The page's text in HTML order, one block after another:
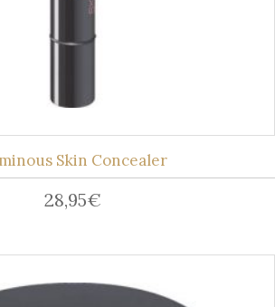
Skin Concealer
28,95€